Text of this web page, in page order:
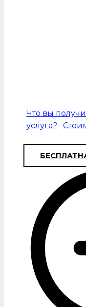
Что вы
услуга?